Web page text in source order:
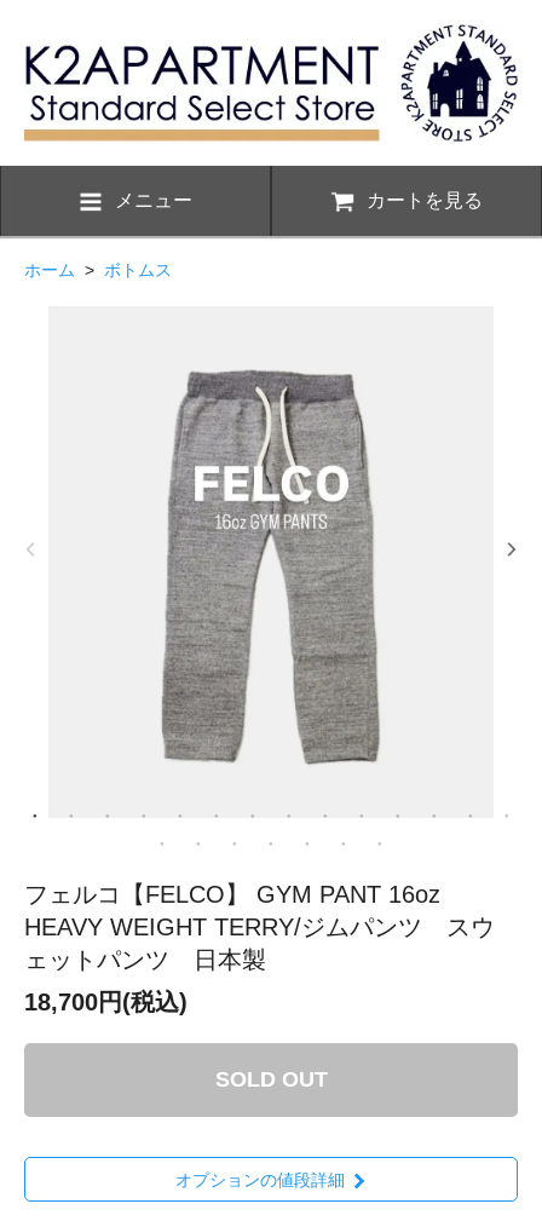
メニュー カートを見る
ホーム > ボトムス
フェルコ【FELCO】 GYM PANT 16oz
HEAVY WEIGHT TERRY/ジムパンツ スウ
ェットパンツ 日本製
18,700円(税込)
SOLD OUT
オプションの値段詳細